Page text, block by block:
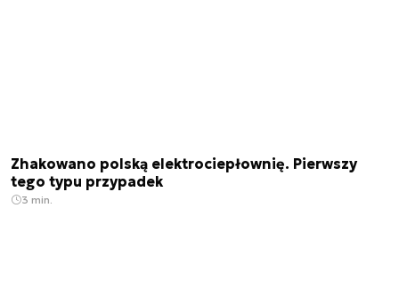
Zhakowano polską elektrociepłownię. Pierwszy
tego typu przypadek
3 min.